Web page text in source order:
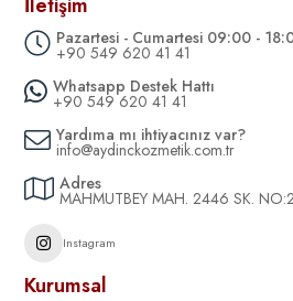
Pazartesi - Cumartesi 09:00 -
+90 549 620 41 41
Whatsapp Destek Hattı
+90 549 620 41 41
Yardıma mı ihtiyacınız var?
info@aydinckozmetik.com.tr
Adres
MAHMUTBEY MAH. 2446 SK. NO:2
Instagram
Kurumsal